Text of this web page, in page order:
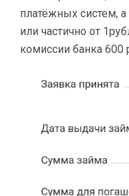
платёжных систем,
или частично от
комиссии банка 600